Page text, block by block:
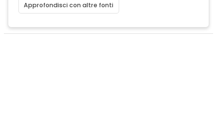
Approfondisci con altre fonti